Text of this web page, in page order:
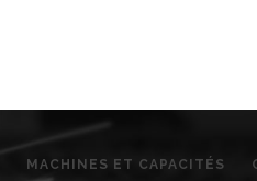
MACHINES ET CAPACITÉS